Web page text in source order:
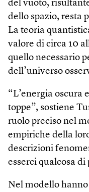
del vuoto,
dello spazio, resta
La teoria
valore di circa 10
quello necessario
dell’universo
“L’energia oscura
toppe”, sostiene
ruolo preciso nel
empiriche della
descrizioni
esserci qualcosa
Nel modello